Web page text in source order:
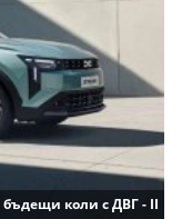
коли с ДВГ - II